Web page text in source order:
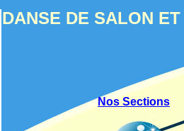
Nos Sections
DANSE DE SALON